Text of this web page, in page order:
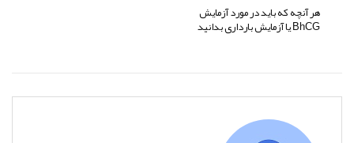
هر آنچه که باید در مورد آزمایش
BhCG یا آزمایش بارداری بدانید